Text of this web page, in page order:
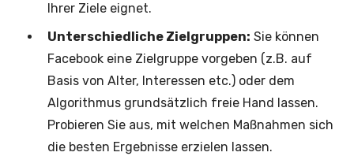
Ihrer Ziele eignet.
Unterschiedliche Zielgruppen: Sie können
Facebook eine Zielgruppe vorgeben (z.B. auf
Basis von Alter, Interessen etc.) oder dem
Algorithmus grundsätzlich freie Hand lassen.
Probieren Sie aus, mit welchen Maßnahmen sich
die besten Ergebnisse erzielen lassen.